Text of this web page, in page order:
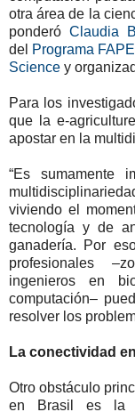
otra área de la
ponderó Claudia
del Programa
Science y
Para los
que la e-
apostar en la
“Es sumamente
viviendo el
tecnología y de
ganadería. Por
profesionales
ingenieros en
computación–
resolver los
La conectividad
Otro obstáculo
en Brasil es la